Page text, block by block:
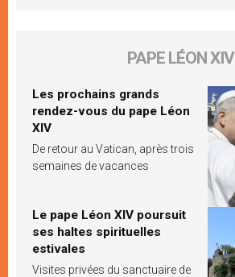
PAPE LÉON XIV
Les prochains grands
rendez-vous du pape Léon
XIV
De retour au Vatican, après trois
semaines de vacances
Le pape Léon XIV poursuit
ses haltes spirituelles
estivales
Visites privées du sanctuaire de